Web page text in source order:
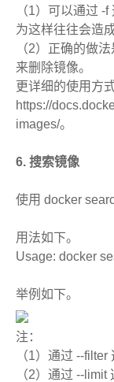
（1）可以通过 -
为这样往往会造
（2）正确的做
来删除镜像。
更详细的使用方
https://
images/。
6. 搜索镜像
使用 docker
用法如下。
Usage: docker
举例如下。
注：
（1）通过 --filter
（2）通过 --limit